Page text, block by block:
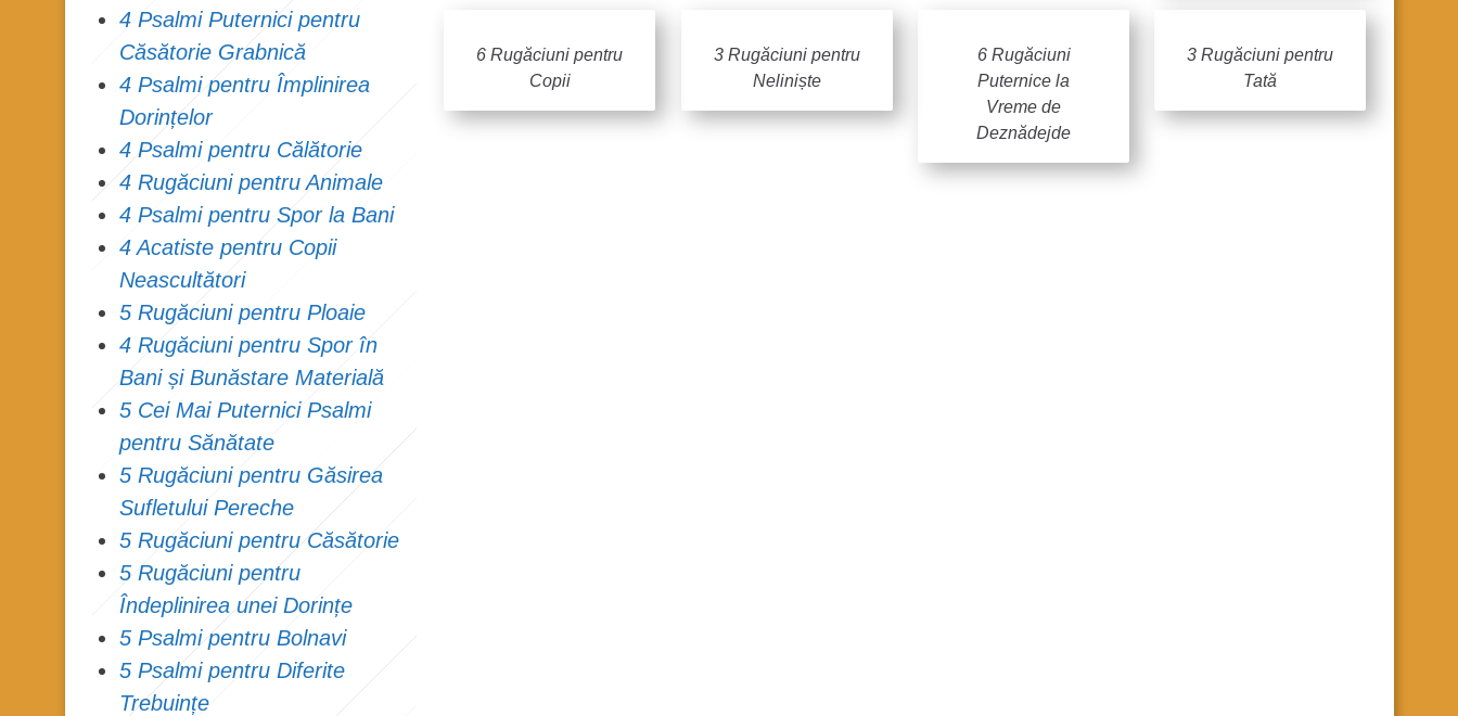
6 Rugăciuni pentru
Copii
3 Rugăciuni pentru
Neliniște
6 Rugăciuni
Puternice la
Vreme de
Deznădejde
3 Rugăciuni pentru
Tată
4 Psalmi Puternici pentru
Căsătorie Grabnică
4 Psalmi pentru Împlinirea
Dorințelor
4 Psalmi pentru Călătorie
4 Rugăciuni pentru Animale
4 Psalmi pentru Spor la Bani
4 Acatiste pentru Copii
Neascultători
5 Rugăciuni pentru Ploaie
4 Rugăciuni pentru Spor în
Bani și Bunăstare Materială
5 Cei Mai Puternici Psalmi
pentru Sănătate
5 Rugăciuni pentru Găsirea
Sufletului Pereche
5 Rugăciuni pentru Căsătorie
5 Rugăciuni pentru
Îndeplinirea unei Dorințe
5 Psalmi pentru Bolnavi
5 Psalmi pentru Diferite
Trebuințe